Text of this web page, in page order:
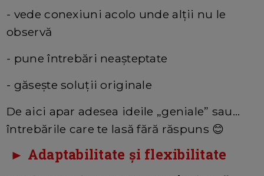
- vede conexiuni acolo unde alții nu le
observă
- pune întrebări neașteptate
- găsește soluții originale
De aici apar adesea ideile „geniale” sau…
întrebările care te lasă fără răspuns 😊
► Adaptabilitate și flexibilitate